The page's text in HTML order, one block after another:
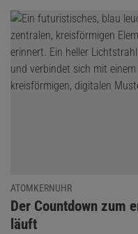
ATOMKERNUHR
:
Der Countdown zum
läuft